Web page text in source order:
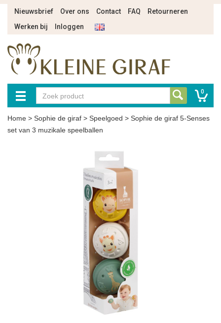
Nieuwsbrief Over ons Contact FAQ
Retourneren
Werken bij
Inloggen
0
Home > Sophie de giraf > Speelgoed > Sophie de giraf 5-Senses
set van 3 muzikale speelballen